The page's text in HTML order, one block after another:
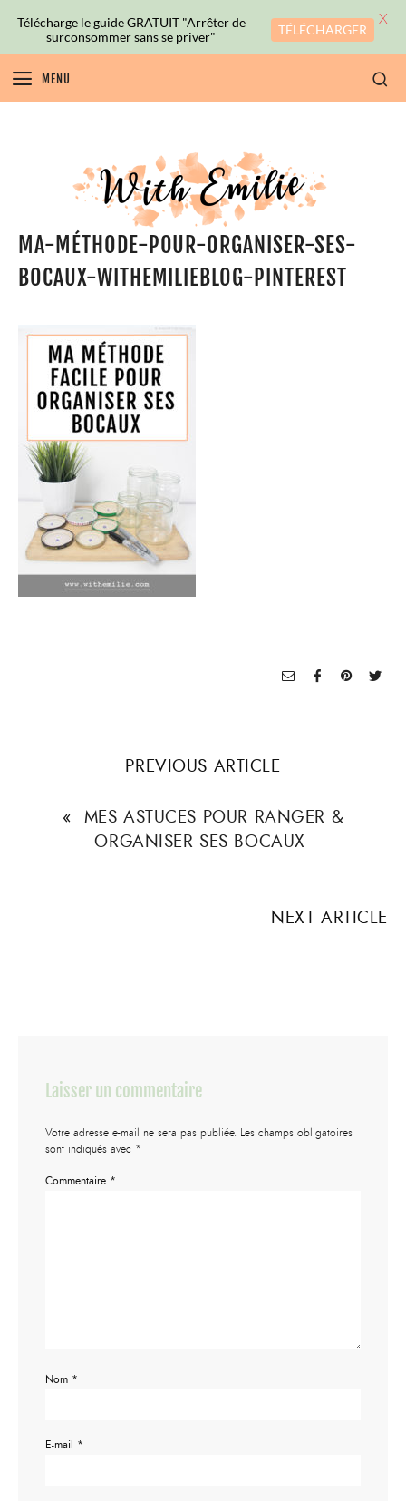
MENU
MA-MÉTHODE-POUR-ORGANISER-SES-
BOCAUX-WITHEMILIEBLOG-PINTEREST
PREVIOUS ARTICLE
« MES ASTUCES POUR RANGER &
ORGANISER SES BOCAUX
NEXT ARTICLE
Laisser un commentaire
Votre adresse e-mail ne sera pas publiée. Les champs obligatoires
sont indiqués avec *
Commentaire *
Nom *
E-mail *
Télécharge le guide GRATUIT "Arrêter de
surconsommer sans se priver"
TÉLÉCHARGER
X